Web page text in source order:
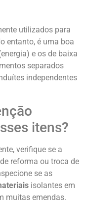
utilizados para
entanto, é uma boa
e os de baixa
separados
independentes
itens?
verifique se a
reforma ou troca de
se as
isolantes em
muitas emendas.